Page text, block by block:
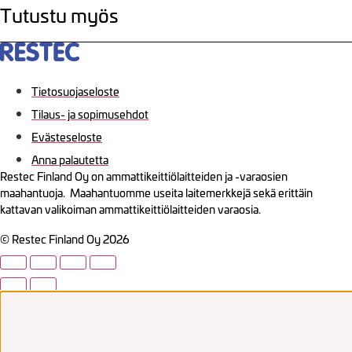
Tutustu myös
Tietosuojaseloste
Tilaus- ja sopimusehdot
Evästeseloste
Anna palautetta
Restec Finland Oy on ammattikeittiölaitteiden ja -varaosien
maahantuoja. Maahantuomme useita laitemerkkejä sekä erittäin
kattavan valikoiman ammattikeittiölaitteiden varaosia.
© Restec Finland Oy 2026